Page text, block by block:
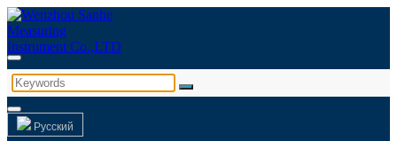
Русский